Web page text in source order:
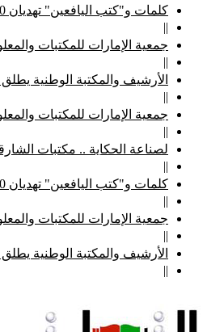
كلمات و"كتب اليافعين" تهديان 350 كتاباً لأطفال "الإمارات الإنسانية"
||
جمعية الإمارات للمكتبات
||
الأرشيف والمكتبة الوطنية
||
جمعية الإمارات للمكتبات
||
لصناعة الحكاية .. مكتبات
||
كلمات و"كتب اليافعين" تهديان 350 كتاباً لأطفال "الإمارات الإنسانية"
||
جمعية الإمارات للمكتبات
||
الأرشيف والمكتبة الوطنية
||